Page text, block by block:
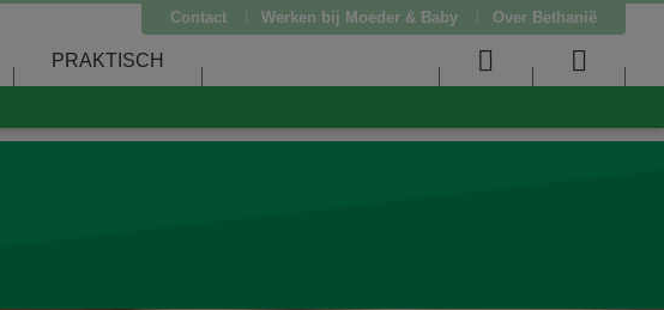
Contact Werken bij Moeder & Baby Over Bethanië
PRAKTISCH
User
menu
menu